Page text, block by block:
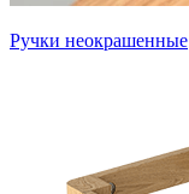
Ручки неокрашенные